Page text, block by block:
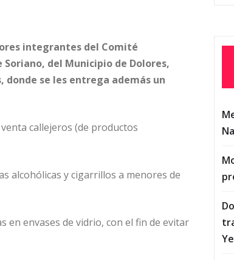
integrantes del Comité
del Municipio de Dolores,
donde se les entrega además un
callejeros (de productos
alcohólicas y cigarrillos a menores de
en envases de vidrio, con el fin de evitar